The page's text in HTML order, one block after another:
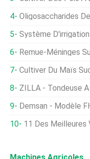
Oligosaccharides De Soja Et Bêta-Conglycinine, Derrière
Système D'irrigation
Remue-Méninges Sur
Cultiver Du Maïs Sucré
ZILLA - Tondeuse À
Demsan - Modèle
11 Des Meilleures